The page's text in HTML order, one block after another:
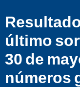
último
30 de
números